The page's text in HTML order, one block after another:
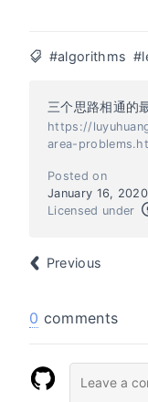
#algorithms
三个思路相通的
https://
area-
Posted on
January 16, 2020
Licensed under
Previous
0 comments